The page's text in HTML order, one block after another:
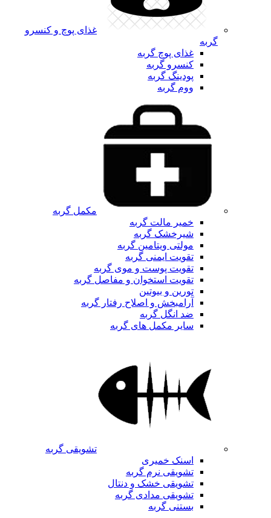
غذای پوچ و کنسرو
گربه
غذای پوچ گربه
کنسرو گربه
پودینگ گربه
ووم گربه
مکمل گربه
خمیر مالت گربه
شیرخشک گربه
مولتی ویتامین گربه
تقویت ایمنی گربه
تقویت پوست و موی گربه
تقویت استخوان و مفاصل گربه
تورین و بیوتین
آرامبخش و اصلاح رفتار گربه
ضد انگل گربه
سایر مکمل های گربه
تشویقی گربه
اسنک خمیری
تشویقی نرم گربه
تشویقی خشک و دنتال
تشویقی مدادی گربه
بستنی گربه